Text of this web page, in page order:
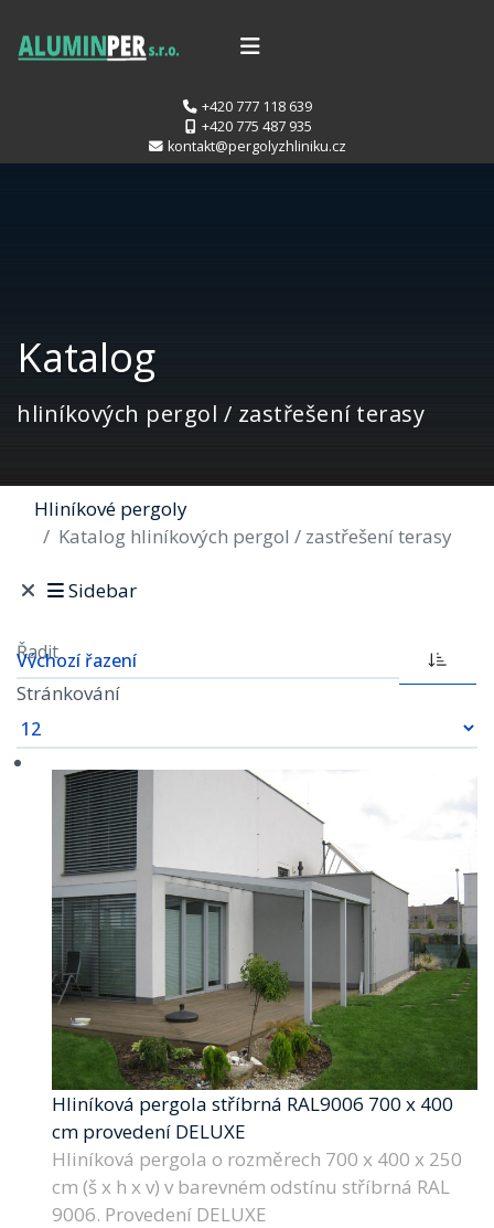
+420 777 118 639
+420 775 487 935
kontakt@pergolyzhliniku.cz
Katalog
hliníkových pergol / zastřešení terasy
Hliníkové pergoly
Katalog hliníkových pergol / zastřešení terasy
Sidebar
Řadit
Stránkování
Hliníková pergola stříbrná RAL9006 700 x 400
cm provedení DELUXE
Hliníková pergola o rozměrech 700 x 400 x 250
cm (š x h x v) v barevném odstínu stříbrná RAL
9006. Provedení DELUXE